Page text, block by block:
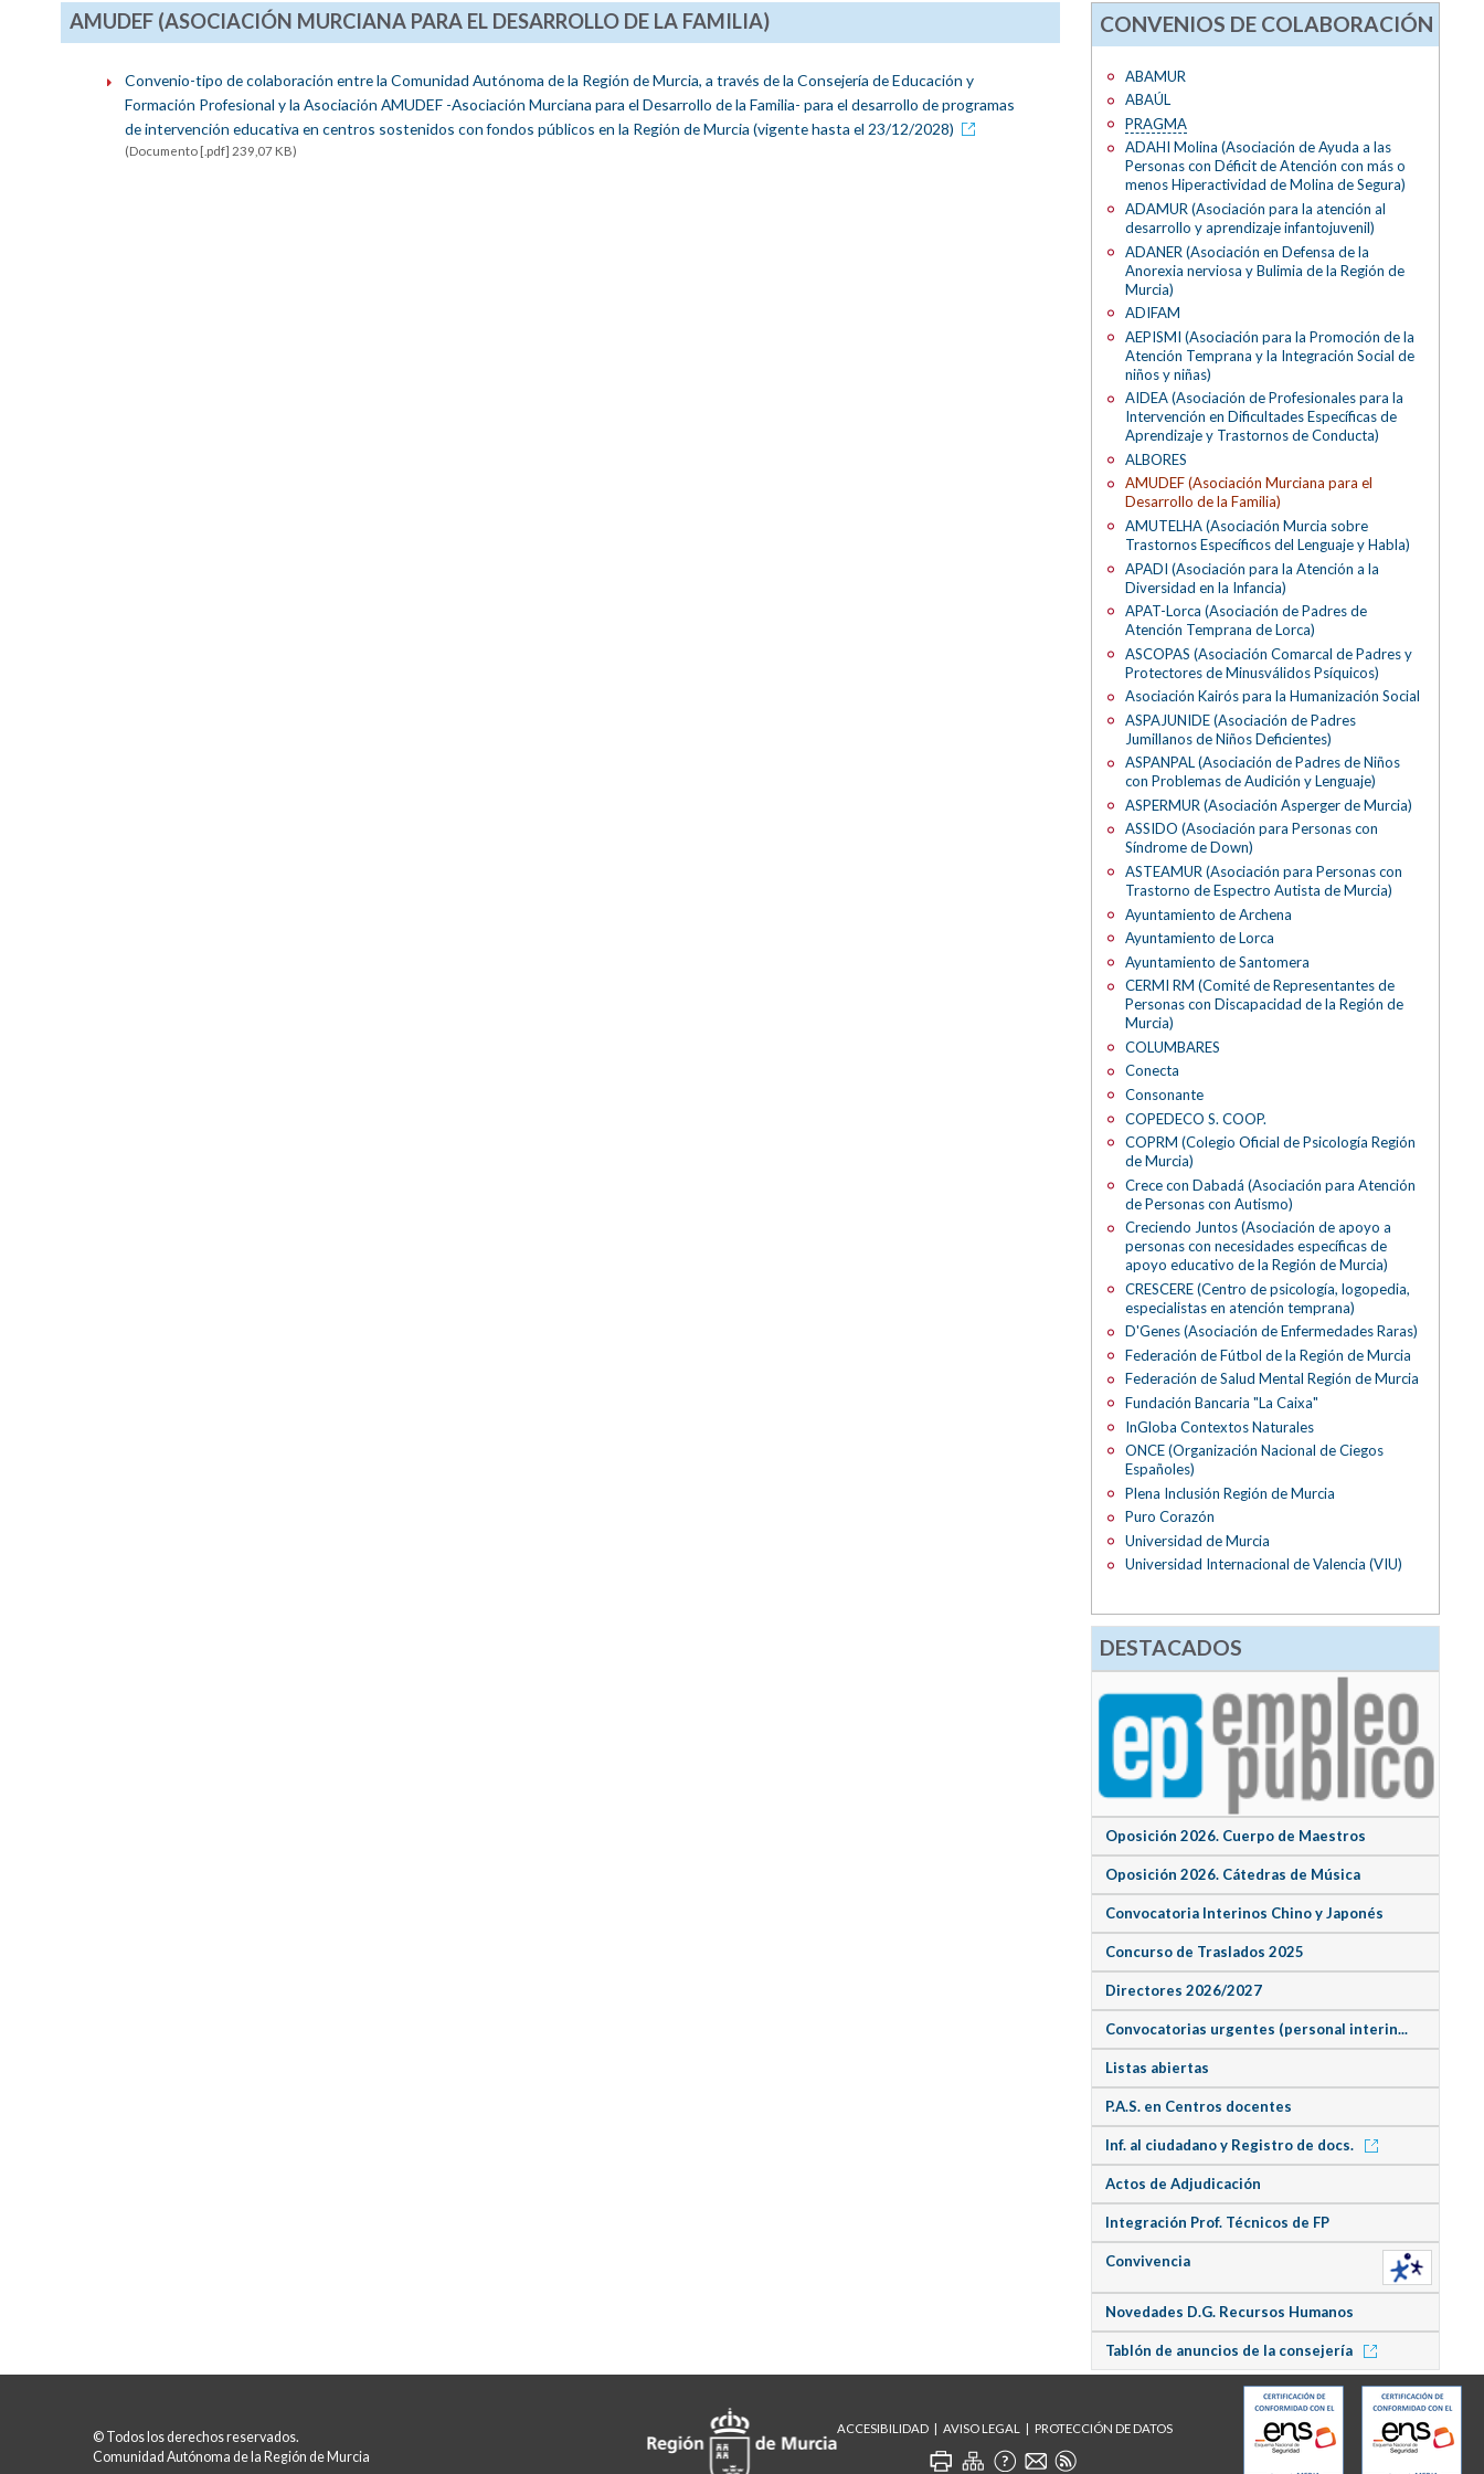
AMUDEF (ASOCIACIÓN MURCIANA PARA EL DESARROLLO DE LA FAMILIA)
Convenio-tipo de colaboración entre la Comunidad Autónoma de la Región de Murcia, a través de la Consejería de Educación y
Formación Profesional y la Asociación AMUDEF -Asociación Murciana para el Desarrollo de la Familia- para el desarrollo de programas
de intervención educativa en centros sostenidos con fondos públicos en la Región de Murcia (vigente hasta el 23/12/2028)
(Documento [.pdf] 239,07 KB)
CONVENIOS DE COLABORACIÓN
ABAMUR
ABAÚL
PRAGMA
ADAHI Molina (Asociación de Ayuda a las
Personas con Déficit de Atención con más o
menos Hiperactividad de Molina de Segura)
ADAMUR (Asociación para la atención al
desarrollo y aprendizaje infantojuvenil)
ADANER (Asociación en Defensa de la
Anorexia nerviosa y Bulimia de la Región de
Murcia)
ADIFAM
AEPISMI (Asociación para la Promoción de la
Atención Temprana y la Integración Social de
niños y niñas)
AIDEA (Asociación de Profesionales para la
Intervención en Dificultades Específicas de
Aprendizaje y Trastornos de Conducta)
ALBORES
AMUDEF (Asociación Murciana para el
Desarrollo de la Familia)
AMUTELHA (Asociación Murcia sobre
Trastornos Específicos del Lenguaje y Habla)
APADI (Asociación para la Atención a la
Diversidad en la Infancia)
APAT-Lorca (Asociación de Padres de
Atención Temprana de Lorca)
ASCOPAS (Asociación Comarcal de Padres y
Protectores de Minusválidos Psíquicos)
Asociación Kairós para la Humanización Social
ASPAJUNIDE (Asociación de Padres
Jumillanos de Niños Deficientes)
ASPANPAL (Asociación de Padres de Niños
con Problemas de Audición y Lenguaje)
ASPERMUR (Asociación Asperger de Murcia)
ASSIDO (Asociación para Personas con
Síndrome de Down)
ASTEAMUR (Asociación para Personas con
Trastorno de Espectro Autista de Murcia)
Ayuntamiento de Archena
Ayuntamiento de Lorca
Ayuntamiento de Santomera
CERMI RM (Comité de Representantes de
Personas con Discapacidad de la Región de
Murcia)
COLUMBARES
Conecta
Consonante
COPEDECO S. COOP.
COPRM (Colegio Oficial de Psicología Región
de Murcia)
Crece con Dabadá (Asociación para Atención
de Personas con Autismo)
Creciendo Juntos (Asociación de apoyo a
personas con necesidades específicas de
apoyo educativo de la Región de Murcia)
CRESCERE (Centro de psicología, logopedia,
especialistas en atención temprana)
D'Genes (Asociación de Enfermedades Raras)
Federación de Fútbol de la Región de Murcia
Federación de Salud Mental Región de Murcia
Fundación Bancaria "La Caixa"
InGloba Contextos Naturales
ONCE (Organización Nacional de Ciegos
Españoles)
Plena Inclusión Región de Murcia
Puro Corazón
Universidad de Murcia
Universidad Internacional de Valencia (VIU)
DESTACADOS
Oposición 2026. Cuerpo de Maestros
Oposición 2026. Cátedras de Música
Convocatoria Interinos Chino y Japonés
Concurso de Traslados 2025
Directores 2026/2027
Convocatorias urgentes (personal interin...
Listas abiertas
P.A.S. en Centros docentes
Inf. al ciudadano y Registro de docs.
Actos de Adjudicación
Integración Prof. Técnicos de FP
Convivencia
Novedades D.G. Recursos Humanos
Tablón de anuncios de la consejería
© Todos los derechos reservados.
Comunidad Autónoma de la Región de Murcia
ACCESIBILIDAD AVISO LEGAL PROTECCIÓN DE DATOS